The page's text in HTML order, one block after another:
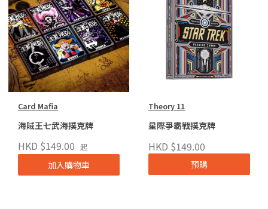
Card Mafia
海賊王七武海撲克牌
HKD $149.00 起
加入購物車
Theory 11
星際爭霸戰撲克牌
HKD $149.00
預購